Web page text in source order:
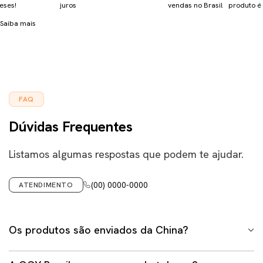
juros
vendas no Brasil
produto é
Saiba mais
FAQ
Dúvidas Frequentes
Listamos algumas respostas que podem te ajudar.
ATENDIMENTO (00) 0000-0000
Os produtos são enviados da China?